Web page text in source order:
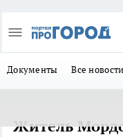
Документы Все новости
Житель